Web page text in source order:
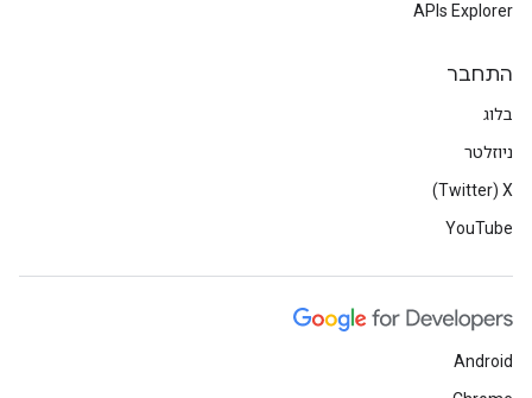
APIs Explorer
התחבר
בלוג
ניוזלטר
X‏ (Twitter)
YouTube
Android